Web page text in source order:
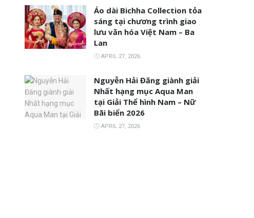
Áo dài Bichha Collection tỏa
sáng tại chương trình giao
lưu văn hóa Việt Nam – Ba
Lan
APRIL 27, 2026
Nguyễn Hải Đăng giành giải
Nhất hạng mục Aqua Man
tại Giải Thể hình Nam – Nữ
Bãi biển 2026
APRIL 27, 2026